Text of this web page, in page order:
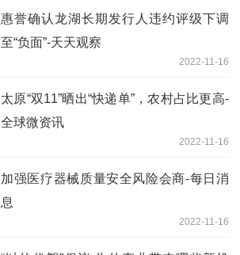
惠誉确认龙湖长期发行人违约评级下调
至“负面”-天天观察
2022-11-16
太原“双11”晒出“快递单”，农村占比更高-
全球微资讯
2022-11-16
加强医疗器械质量安全风险会商-每日消
息
2022-11-16